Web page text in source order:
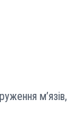
м’язів,